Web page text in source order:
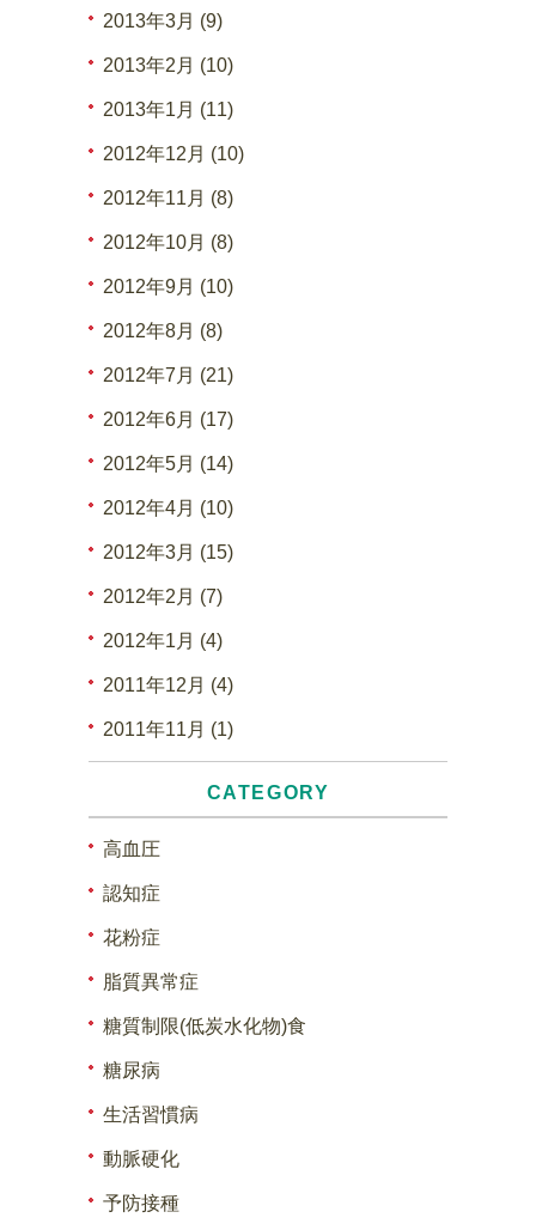
2013年3月 (9)
2013年2月 (10)
2013年1月 (11)
2012年12月 (10)
2012年11月 (8)
2012年10月 (8)
2012年9月 (10)
2012年8月 (8)
2012年7月 (21)
2012年6月 (17)
2012年5月 (14)
2012年4月 (10)
2012年3月 (15)
2012年2月 (7)
2012年1月 (4)
2011年12月 (4)
2011年11月 (1)
CATEGORY
高血圧
認知症
花粉症
脂質異常症
糖質制限(低炭水化物)食
糖尿病
生活習慣病
動脈硬化
予防接種